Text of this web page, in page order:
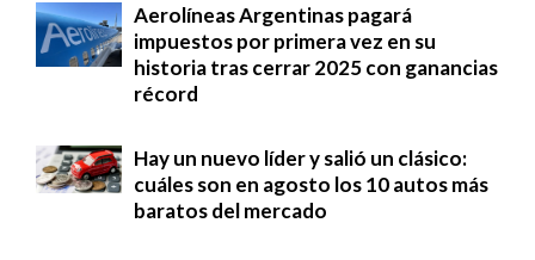
Aerolíneas Argentinas pagará
impuestos por primera vez en su
historia tras cerrar 2025 con ganancias
récord
Hay un nuevo líder y salió un clásico:
cuáles son en agosto los 10 autos más
baratos del mercado